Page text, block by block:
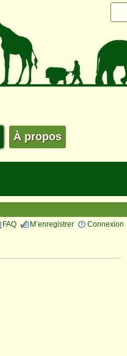
À propos
FAQ M’enregistrer Connexion